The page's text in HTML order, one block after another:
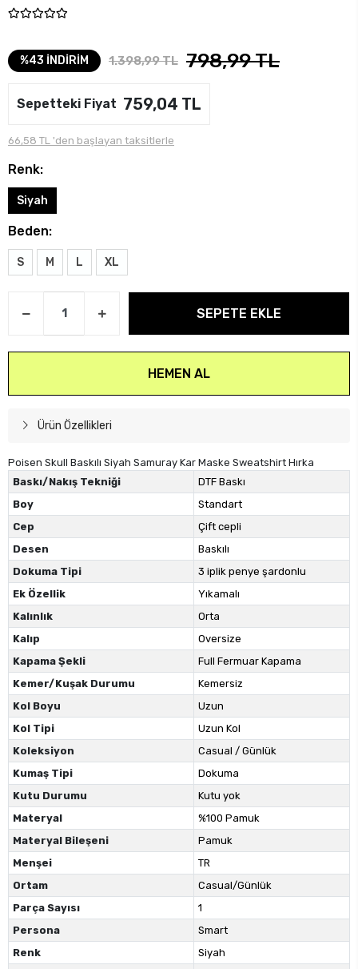
%43 İNDİRİM 1.398,99 TL 798,99 TL
Sepetteki Fiyat 759,04 TL
66,58 TL 'den başlayan taksitlerle
Renk:
Siyah
Beden:
S M L XL
SEPETE EKLE
HEMEN AL
Ürün Özellikleri
Poisen Skull Baskılı Siyah Samuray Kar Maske Sweatshirt Hırka
Baskı/Nakış Tekniği
DTF Baskı
Boy
Standart
Cep
Çift cepli
Desen
Baskılı
Dokuma Tipi
3 iplik penye şardonlu
Ek Özellik
Yıkamalı
Kalınlık
Orta
Kalıp
Oversize
Kapama Şekli
Full Fermuar Kapama
Kemer/Kuşak Durumu
Kemersiz
Kol Boyu
Uzun
Kol Tipi
Uzun Kol
Koleksiyon
Casual / Günlük
Kumaş Tipi
Dokuma
Kutu Durumu
Kutu yok
Materyal
%100 Pamuk
Materyal Bileşeni
Pamuk
Menşei
TR
Ortam
Casual/Günlük
Parça Sayısı
1
Persona
Smart
Renk
Siyah